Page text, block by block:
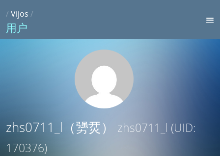
/Vijos /
用户
zhs0711_l（勥烎） zhs0711_l (UID:
170376)